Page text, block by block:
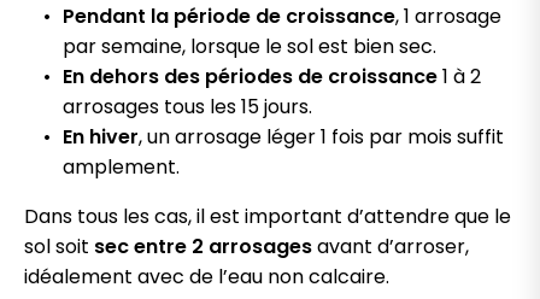
Pendant la période de croissance, 1 arrosage
par semaine, lorsque le sol est bien sec.
En dehors des périodes de croissance1 à 2
arrosages tous les 15 jours.
En hiver, un arrosage léger 1 fois par mois suffit
amplement.
Dans tous les cas, il est important d’attendre que le
sol soit sec entre 2 arrosagesavant d’arroser,
idéalement avec de l’eau non calcaire.